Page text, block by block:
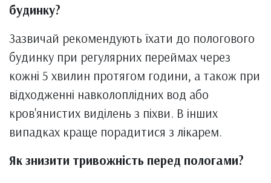
будинку?
Зазвичай рекомендують їхати до пологового
будинку при регулярних переймах через
кожні 5 хвилин протягом години, а також при
відходженні навколоплідних вод або
кров'янистих виділень з піхви. В інших
випадках краще порадитися з лікарем.
Як знизити тривожність перед пологами?